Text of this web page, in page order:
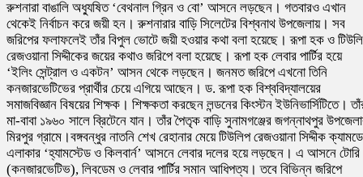
রুশনারা বাঙালি অধ্যুষিত ‘বেথনাল গ্রিন ও বো’ আসনে লড়ছেন। গতবারও এখান
থেকেই নির্বাচন করে জয়ী হন। রুশনারার বাড়ি সিলেটের বিশ্বনাথ উপজেলায়। সব
জরিপের ফলাফলেই তাঁর বিপুল ভোটে জয়ী হওয়ার কথা বলা হয়েছে। রূপা হক ও
রেজওয়ানা সিদ্দীকের জয়ের কথাও জরিপে বলা হয়েছে। রূপা হক লেবার পার্টির হয়ে
‘ইলিং সেন্ট্রাল ও একটন’ আসন থেকে লড়ছেন। জনমত জরিপে এখনো তিনি
কনজারভেটিভের প্রার্থীর চেয়ে এগিয়ে আছেন। ড. রূপা হক বিশ্ববিদ্যালয়ের
সমাজবিজ্ঞান বিষয়ের শিক্ষক। শিক্ষকতা করছেন লন্ডনের কিংস্টন ইউনিভার্সিটিতে।
মা-বাবা ১৯৬০ সালে ব্রিটেনে যান। তাঁর পৈতৃক বাড়ি সুনামগঞ্জের জগন্নাথপুর
মিরপুর গ্রামে।বঙ্গবন্ধুর নাতনি শেখ রেহানার মেয়ে টিউলিপ রেজওয়ানা সিদ্দীক
এলাকার ‘হ্যামস্টেড ও কিলবার্ন’ আসনে লেবার দলের হয়ে লড়ছেন। এ আসনে টোরি
(কনজারভেটিভ), লিবডেম ও লেবার পার্টির সমান আধিপত্য। তবে বিভিন্ন জরিপে